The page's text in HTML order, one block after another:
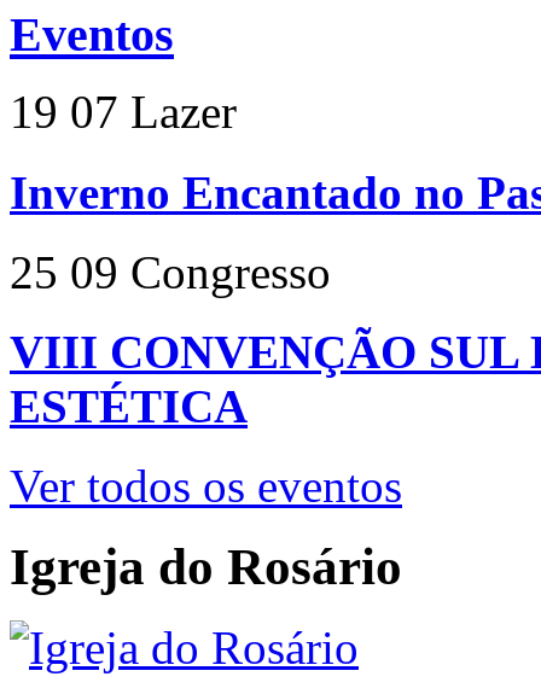
Eventos
19 07 Lazer
Inverno Encantado no
25 09 Congresso
VIII CONVENÇÃO
ESTÉTICA
Ver todos os eventos
Igreja do Rosário